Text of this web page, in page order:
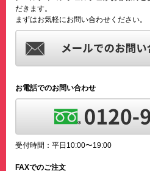
だきます。
まずはお気軽にお問い合わせください。
お電話でのお問い合わせ
受付時間：平日10:00〜19:00
FAXでのご注文